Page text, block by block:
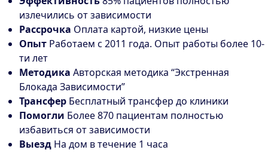
излечились от зависимости
Рассрочка Оплата картой, низкие цены
Опыт Работаем с 2011 года. Опыт работы более 10-
ти лет
Методика Авторская методика “Экстренная
Блокада Зависимости”
Трансфер Бесплатный трансфер до клиники
Помогли Более 870 пациентам полностью
избавиться от зависимости
Выезд На дом в течение 1 часа